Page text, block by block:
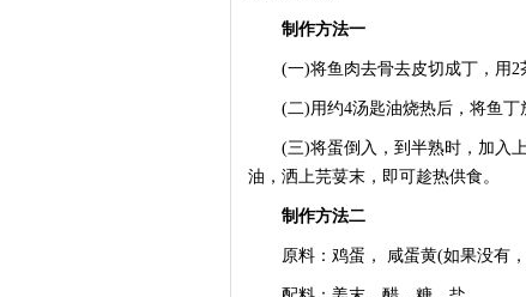
制作方法一
(一)将鱼肉去骨去皮切成丁，用2
(二)用约4汤匙油烧热后，将鱼丁
(三)将蛋倒入，到半熟时，加入上
油，洒上芫荽末，即可趁热供食。
制作方法二
原料：鸡蛋， 咸蛋黄(如果没有，